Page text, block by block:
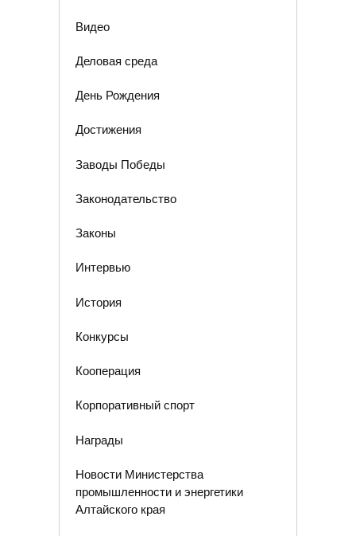
Видео
Деловая среда
День Рождения
Достижения
Заводы Победы
Законодательство
Законы
Интервью
История
Конкурсы
Кооперация
Корпоративный спорт
Награды
Новости Министерства
промышленности и энергетики
Алтайского края